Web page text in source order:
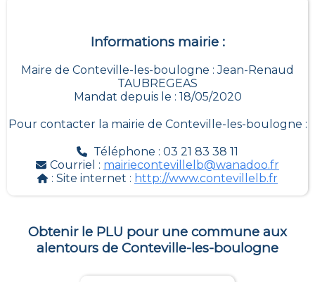
Informations mairie :
Maire de Conteville-les-boulogne : Jean-Renaud
TAUBREGEAS
Mandat depuis le : 18/05/2020
Pour contacter la mairie de Conteville-les-boulogne :
Téléphone : 03 21 83 38 11
Courriel : mairiecontevillelb@wanadoo.fr
: Site internet : http://www.contevillelb.fr
Obtenir le PLU pour une commune aux
alentours de Conteville-les-boulogne